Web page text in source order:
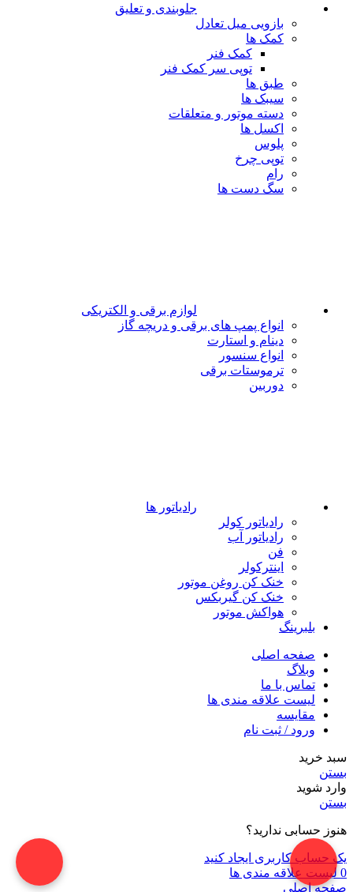
جلوبندی و تعلیق
بازویی میل تعادل
کمک ها
کمک فنر
توپی سر کمک فنر
طبق ها
سیبک ها
دسته موتور و متعلقات
اکسل ها
پلوس
توپی چرخ
رام
سگ دست ها
لوازم برقی و الکتریکی
انواع پمپ های برقی و دریچه گاز
دینام و استارت
انواع سنسور
ترموستات برقی
دوربین
رادیاتور ها
رادیاتور کولر
رادیاتور آب
فن
اینترکولر
خنک کن روغن موتور
خنک کن گیربکس
هواکش موتور
بلبرینگ
صفحه اصلی
وبلاگ
تماس با ما
لیست علاقه مندی ها
مقایسه
ورود / ثبت نام
سبد خرید
بستن
وارد شوید
بستن
هنوز حسابی ندارید؟
یک حساب کاربری ایجاد کنید
0 لیست علاقه مندی ها
صفحه اصلی